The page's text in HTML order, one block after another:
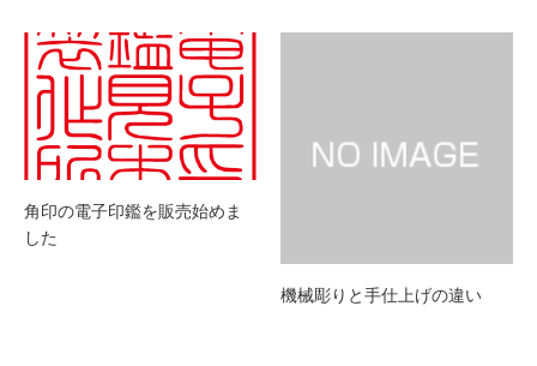
角印の電子印鑑を販売始めま
した
機械彫りと手仕上げの違い